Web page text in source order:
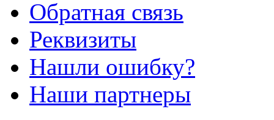
Обратная связь
Реквизиты
Нашли ошибку?
Наши партнеры